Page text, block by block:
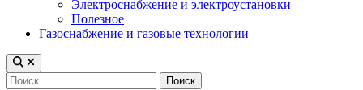
Электроснабжение и электроустановки
Полезное
Газоснабжение и газовые технологии
Найти: